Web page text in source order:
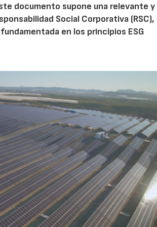
documento supone una relevante y
Social Corporativa (RSC),
en los principios ESG